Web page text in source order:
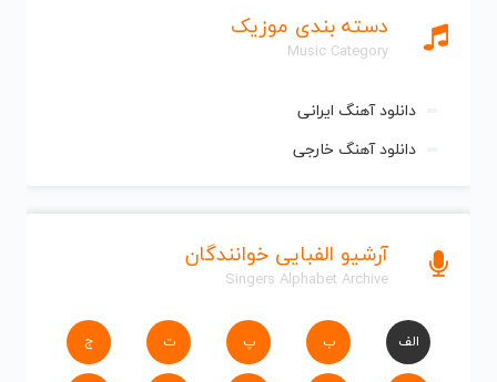
دسته بندی موزیک
Music Category
دانلود آهنگ ایرانی
دانلود آهنگ خارجی
آرشیو الفبایی خوانندگان
Singers Alphabet Archive
الف ب پ ت ج